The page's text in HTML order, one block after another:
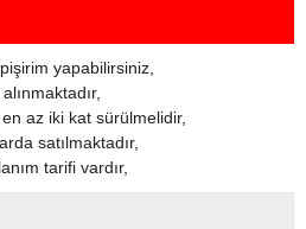
yapabilirsiniz,
az iki kat sürülmelidir,
satılmaktadır,
tarifi vardır,